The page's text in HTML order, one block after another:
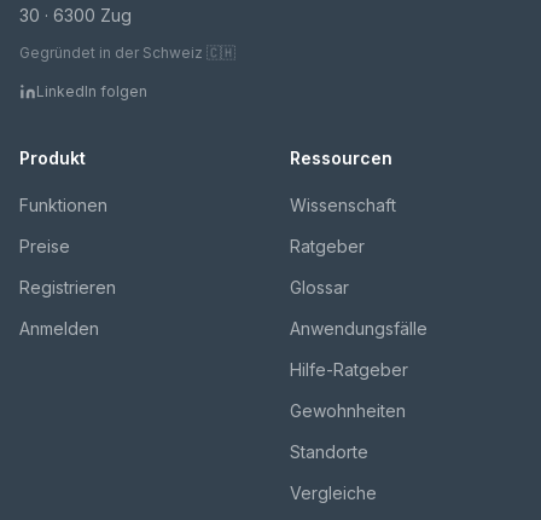
30 · 6300 Zug
Gegründet in der Schweiz 🇨🇭
LinkedIn folgen
Produkt
Funktionen
Preise
Registrieren
Anmelden
Ressourcen
Wissenschaft
Ratgeber
Glossar
Anwendungsfälle
Hilfe-Ratgeber
Gewohnheiten
Standorte
Vergleiche